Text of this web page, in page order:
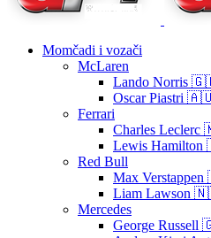
Momčadi i vozači
McLaren
Lando Norris
Oscar Piastri
Ferrari
Charles
Lewis
Red Bull
Max
Liam Lawson
Mercedes
George